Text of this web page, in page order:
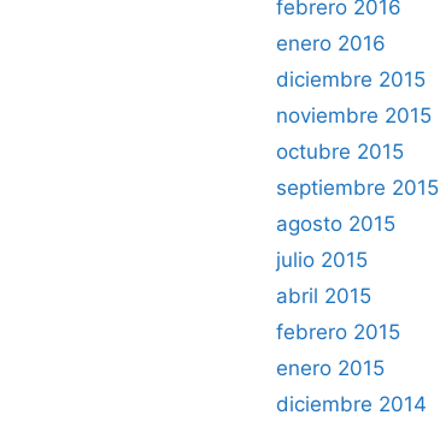
febrero 2016
enero 2016
diciembre 2015
noviembre 2015
octubre 2015
septiembre 2015
agosto 2015
julio 2015
abril 2015
febrero 2015
enero 2015
diciembre 2014